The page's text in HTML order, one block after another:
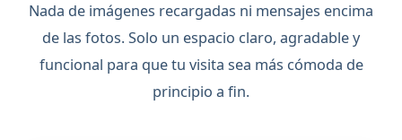
Nada de imágenes recargadas ni mensajes encima
de las fotos. Solo un espacio claro, agradable y
funcional para que tu visita sea más cómoda de
principio a fin.